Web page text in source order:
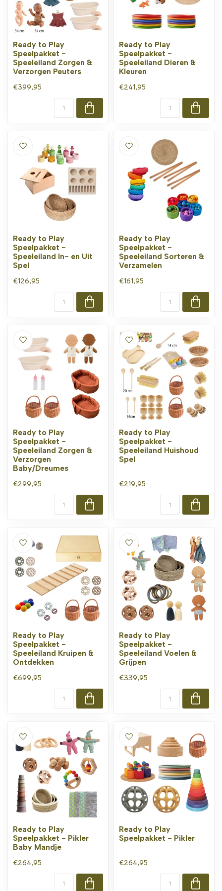
Ready to Play
Speelpakket -
Speeleiland Zorgen &
Verzorgen Peuters
€399,95
Ready to Play
Speelpakket -
Speeleiland Dieren &
Kleuren
€241,95
Ready to Play
Speelpakket -
Speeleiland In- en Uit
Spel
€126,95
Ready to Play
Speelpakket -
Speeleiland Sorteren &
Verzamelen
€161,95
Ready to Play
Speelpakket -
Speeleiland Zorgen &
Verzorgen
Baby/Dreumes
€299,95
Ready to Play
Speelpakket -
Speeleiland Huishoud
Spel
€219,95
Ready to Play
Speelpakket -
Speeleiland Kruipen &
Ontdekken
€699,95
Ready to Play
Speelpakket -
Speeleiland Voelen &
Grijpen
€339,95
Ready to Play
Speelpakket - Pikler
Baby Mandje
€264,95
Ready to Play
Speelpakket - Pikler
€264,95